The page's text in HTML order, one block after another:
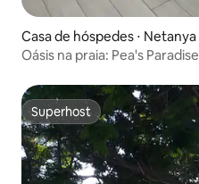
Casa de hóspedes ⋅ Netanya
Oásis na praia: Pea's Paradise
Superhost
Superhost